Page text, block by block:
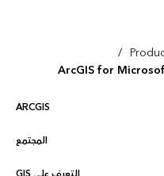
/
ArcGIS for
ARCGIS
المجتمع